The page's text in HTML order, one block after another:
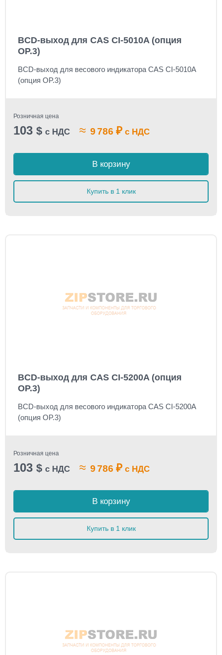
BCD-выход для CAS CI-5010A (опция
OP.3)
BCD-выход для весового индикатора CAS CI-5010A
(опция OP.3)
Розничная цена
103 $ с НДС ≈ 9 786 ₽ с НДС
В корзину
Купить в 1 клик
BCD-выход для CAS CI-5200A (опция
OP.3)
BCD-выход для весового индикатора CAS CI-5200A
(опция OP.3)
Розничная цена
103 $ с НДС ≈ 9 786 ₽ с НДС
В корзину
Купить в 1 клик